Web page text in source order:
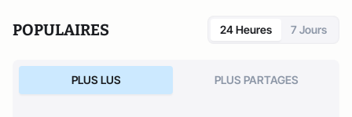
POPULAIRES 24 Heures 7 Jours
PLUS LUS PLUS PARTAGES